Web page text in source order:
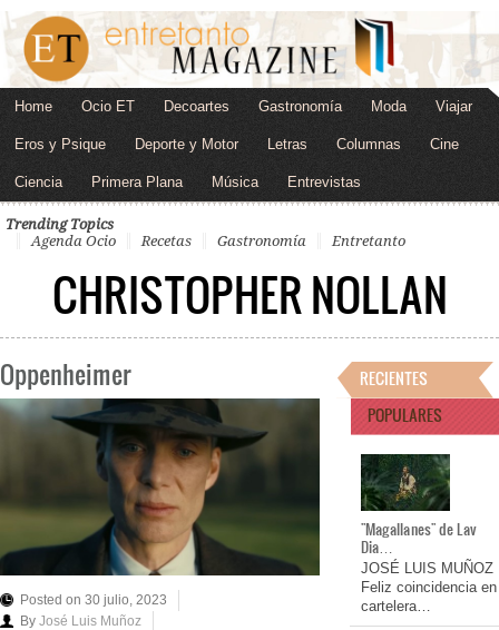
Home Ocio ET Decoartes Gastronomía Moda Viajar
Eros y Psique Deporte y Motor Letras Columnas Cine
Ciencia Primera Plana Música Entrevistas
Trending Topics
Agenda Ocio
Recetas Gastronomía Entretanto
CHRISTOPHER NOLLAN
Oppenheimer
Posted on 30 julio, 2023
By José Luis Muñoz
RECIENTES
POPULARES
"Magallanes" de Lav
Dia…
JOSÉ LUIS MUÑOZ
Feliz coincidencia en
cartelera…